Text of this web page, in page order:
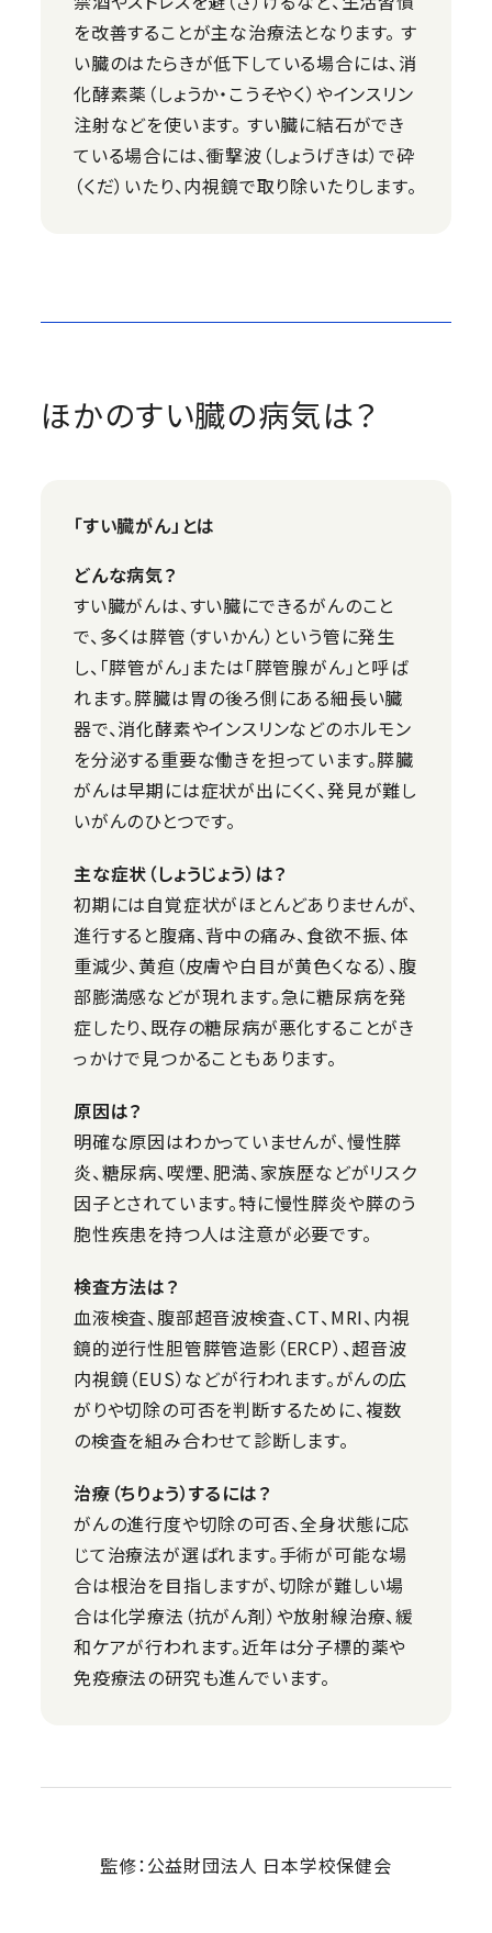
を改善することが主な治療法となります。 す
い臓のはたらきが低下している場合には、消
化酵素薬（しょうか・こうそやく）やインスリン
注射などを使います。 すい臓に結石ができ
ている場合には、衝撃波（しょうげきは）で砕
（くだ）いたり、内視鏡で取り除いたりします。
ほかのすい臓の病気は？
「すい臓がん」とは
どんな病気？
すい臓がんは、すい臓にできるがんのこと
で、多くは膵管（すいかん）という管に発生
し、「膵管がん」または「膵管腺がん」と呼ば
れます。膵臓は胃の後ろ側にある細長い臓
器で、消化酵素やインスリンなどのホルモン
を分泌する重要な働きを担っています。膵臓
がんは早期には症状が出にくく、発見が難し
いがんのひとつです。
主な症状（しょうじょう）は？
初期には自覚症状がほとんどありませんが、
進行すると腹痛、背中の痛み、食欲不振、体
重減少、黄疸（皮膚や白目が黄色くなる）、腹
部膨満感などが現れます。急に糖尿病を発
症したり、既存の糖尿病が悪化することがき
っかけで見つかることもあります。
原因は？
明確な原因はわかっていませんが、慢性膵
炎、糖尿病、喫煙、肥満、家族歴などがリスク
因子とされています。特に慢性膵炎や膵のう
胞性疾患を持つ人は注意が必要です。
検査方法は？
血液検査、腹部超音波検査、CT、MRI、内視
鏡的逆行性胆管膵管造影（ERCP）、超音波
内視鏡（EUS）などが行われます。がんの広
がりや切除の可否を判断するために、複数
の検査を組み合わせて診断します。
治療（ちりょう）するには？
がんの進行度や切除の可否、全身状態に応
じて治療法が選ばれます。手術が可能な場
合は根治を目指しますが、切除が難しい場
合は化学療法（抗がん剤）や放射線治療、緩
和ケアが行われます。近年は分子標的薬や
免疫療法の研究も進んでいます。
監修：公益財団法人 日本学校保健会